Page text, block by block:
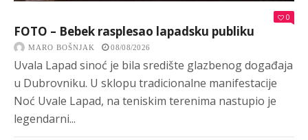
0
FOTO – Bebek rasplesao lapadsku publiku
MARO BOŠNJAK 08/08/2026
Uvala Lapad sinoć je bila središte glazbenog događaja
u Dubrovniku. U sklopu tradicionalne manifestacije
Noć Uvale Lapad, na teniskim terenima nastupio je
legendarni...